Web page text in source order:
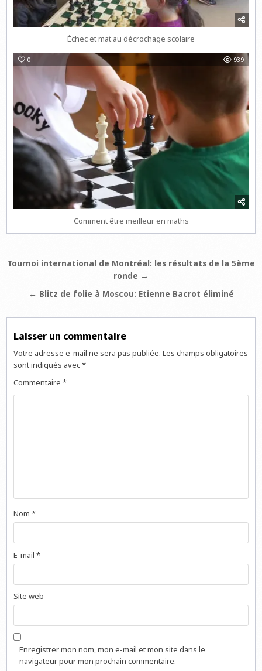
Échec et mat au décrochage scolaire
0 939
Comment être meilleur en maths
Navigation
l’article
Tournoi international de Montréal: les résultats de la 5ème
ronde →
← Blitz de folie à Moscou: Etienne Bacrot éliminé
Laisser un commentaire
Votre adresse e-mail ne sera pas publiée. Les champs obligatoires
sont indiqués avec*
Commentaire*
Nom*
E-mail*
Site web
Enregistrer mon nom, mon e-mail et mon site dans le
navigateur pour mon prochain commentaire.